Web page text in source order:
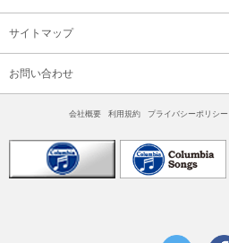
サイトマップ
お問い合わせ
会社概要 利用規約 プライバシーポリシー